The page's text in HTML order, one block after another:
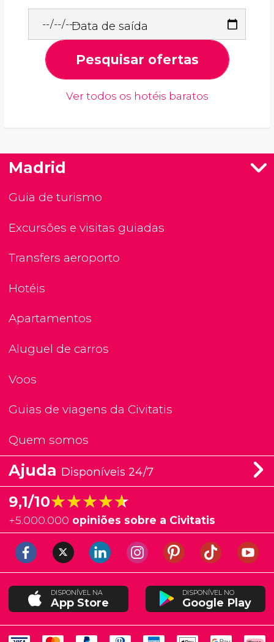
Data de saída
Pesquisar ofertas
Ver todos os hotéis baratos
Madrid
Guia de turismo
Excursões e visitas guiadas
Transfers aeroporto
Hotéis
Apartamentos
Aluguel de carros
Voos
Guias de viagens da Civitatis
Quem somos
Ajuda Disponíveis 24/7
9,1/10★★★★★
★★★★★
+5.000.000 opiniões sobre a Civitatis
DISPONÍVEL NA
App Store
DISPONÍVEL NO
Google Play